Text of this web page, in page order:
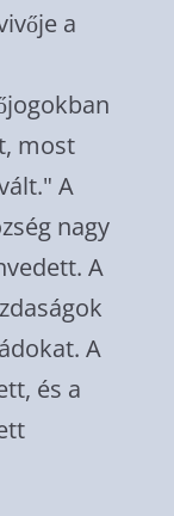
a
most
A
nagy
A
A
és a